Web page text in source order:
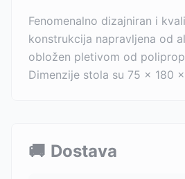
Fenomenalno dizajniran i
konstrukcija napravljena od
obložen pletivom od
Dimenzije stola su 75 x 180
🚚 Dostava